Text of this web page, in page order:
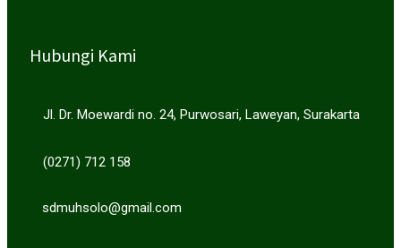
Hubungi Kami
Jl. Dr. Moewardi no. 24, Purwosari, Laweyan, Surakarta
(0271) 712 158
sdmuhsolo@gmail.com